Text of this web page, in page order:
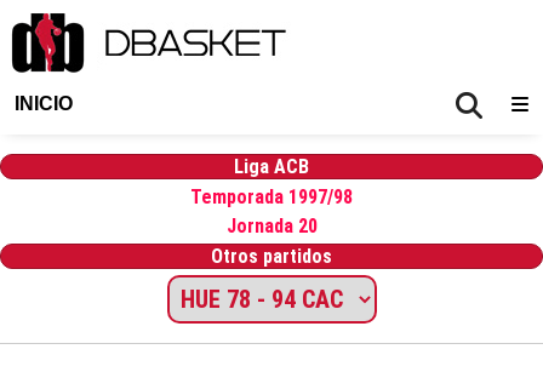
INICIO
Liga ACB
Temporada 1997/98
Jornada 20
Otros partidos